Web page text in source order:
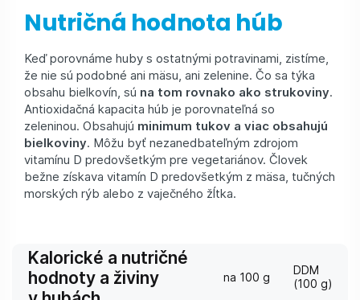
Nutričná hodnota húb
Keď porovnáme huby s ostatnými potravinami, zistíme,
že nie sú podobné ani mäsu, ani zelenine. Čo sa týka
obsahu bielkovín, sú na tom rovnako ako strukoviny.
An­tioxidačná kapacita húb je porovnateľná so
zeleninou. Obsahujú minimum tukov a viac obsahujú
bielkoviny. Môžu byť nezanedbateľným zdrojom
vitamínu D predovšetkým pre vegetariánov. Človek
bežne získava vitamín D predovšetkým z mäsa, tučných
morských rýb alebo z vaječného žĺtka.
Kalorické a nutričné ​​
hodnoty a živiny
na 100 g
DDM
(100 g)